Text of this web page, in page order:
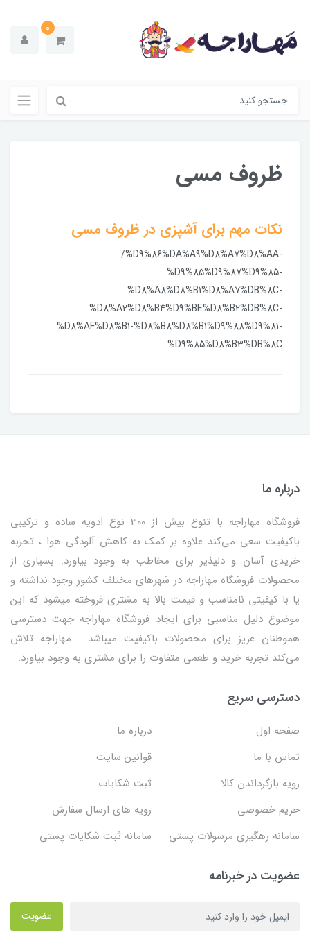
0
ظروف مسی
نکات مهم برای آشپزی در ظروف مسی
/%D9%86%DA%A9%D8%A7%D8%AA-
%D9%85%D9%87%D9%85-
%D8%A8%D8%B1%D8%A7%DB%8C-
%D8%A2%D8%B4%D9%BE%D8%B2%DB%8C-
%D8%AF%D8%B1-%D8%B8%D8%B1%D9%88%D9%81-
%D9%85%D8%B3%DB%8C
درباره ما
فروشگاه مهاراجه با تنوع بیش از 300 نوع ادویه ساده و ترکیبی
باکیفیت سعی می‌کند علاوه بر کمک به کاهش آلودگی هوا ، تجربه
خریدی آسان و دلپذیر برای مخاطب به وجود بیاورد. بسیاری از
محصولات فروشگاه مهاراجه در شهرهای مختلف کشور وجود نداشته و
یا با کیفیتی نامناسب و قیمت بالا به مشتری فروخته میشود که این
موضوع دلیل مناسبی برای ایجاد فروشگاه مهاراجه جهت دسترسی
هموطنان عزیز برای محصولات باکیفیت میباشد . مهاراجه تلاش
می‌کند تجربه خرید و طعمی متفاوت را برای مشتری به وجود بیاورد.
دسترسی سریع
صفحه اول
درباره ما
تماس با ما
قوانین سایت
رویه بازگرداندن کالا
ثبت شکایات
حریم خصوصی
رویه های ارسال سفارش
سامانه رهگیری مرسولات پستی
سامانه ثبت شکایات پستی
عضویت در خبرنامه
عضویت